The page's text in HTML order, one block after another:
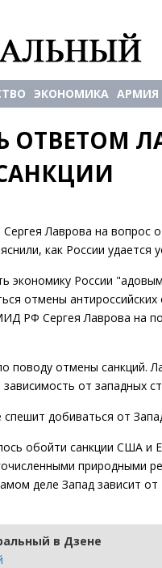
ЭКОНОМИКА АРМИЯ
ОТВЕТОМ
Лаврова на вопрос
как России удается
экономику России
отмены
РФ Сергея Лаврова на
поводу отмены санкций.
от западных
добиваться от
обойти санкции США и
природными
деле Запад зависит
в Дзене